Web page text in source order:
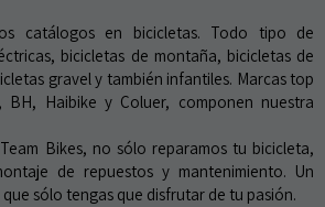
catálogos en bicicletas. Todo tipo de
bicicletas de montaña, bicicletas de
gravel y también infantiles. Marcas top
BH, Haibike y Coluer, componen nuestra
Bikes, no sólo reparamos tu bicicleta,
de repuestos y mantenimiento. Un
sólo tengas que disfrutar de tu pasión.